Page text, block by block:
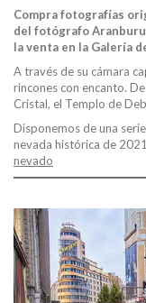
Compra fotografías
del fotógrafoAranburu
la venta en la Galería
A través de su cámara
rincones con encanto.
Cristal, el Templo de
Disponemos de una
nevada histórica de
nevado